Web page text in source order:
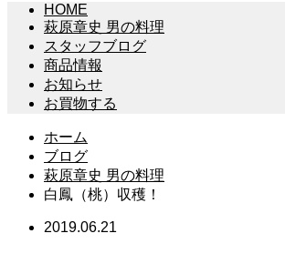
HOME
萩原章史 男の料理
スタッフブログ
商品情報
お知らせ
お買物する
ホーム
ブログ
萩原章史 男の料理
白鳳（桃）収穫！
2019.06.21